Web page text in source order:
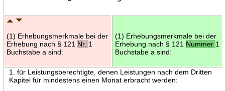
(1) Erhebungsmerkmale bei der
Erhebung nach § 121 Nr. 1
Buchstabe a sind:
(1) Erhebungsmerkmale bei der
Erhebung nach § 121 Nummer 1
Buchstabe a sind:
1. für Leistungsberechtigte, denen Leistungen nach dem Dritten
Kapitel für mindestens einen Monat erbracht werden: